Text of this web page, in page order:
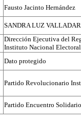
Fausto Jacinto Hernández
SANDRA LUZ
Dirección Ejecutiva del
Instituto Nacional Electoral
Dato protegido
Partido Revolucionario
Partido Encuentro